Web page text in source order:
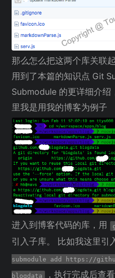
那么怎么把这两个库关联
用到了本篇的知识点 Git
Submodule 的更详细介绍
里我是用我的博客为例子
进入到博客代码的库，用
引入子库。 比如我这里引
submodule add https://
blogdata ，执行完成后查